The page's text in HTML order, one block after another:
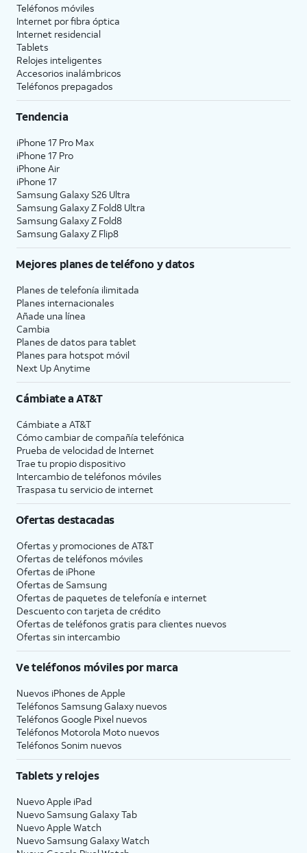
Teléfonos móviles
Internet por fibra óptica
Internet residencial
Tablets
Relojes inteligentes
Accesorios inalámbricos
Teléfonos prepagados
Tendencia
iPhone 17 Pro Max
iPhone 17 Pro
iPhone Air
iPhone 17
Samsung Galaxy S26 Ultra
Samsung Galaxy Z Fold8 Ultra
Samsung Galaxy Z Fold8
Samsung Galaxy Z Flip8
Mejores planes de teléfono y datos
Planes de telefonía ilimitada
Planes internacionales
Añade una línea
Cambia
Planes de datos para tablet
Planes para hotspot móvil
Next Up Anytime
Cámbiate aAT&T
Cámbiate a AT&T
Cómo cambiar de compañía telefónica
Prueba de velocidad de Internet
Trae tu propio dispositivo
Intercambio de teléfonos móviles
Traspasa tu servicio de internet
Ofertas destacadas
Ofertas y promociones de AT&T
Ofertas de teléfonos móviles
Ofertas de iPhone
Ofertas de Samsung
Ofertas de paquetes de telefonía e internet
Descuento con tarjeta de crédito
Ofertas de teléfonos gratis para clientes nuevos
Ofertas sin intercambio
Ve teléfonos móviles por marca
Nuevos iPhones de Apple
Teléfonos Samsung Galaxy nuevos
Teléfonos Google Pixel nuevos
Teléfonos Motorola Moto nuevos
Teléfonos Sonim nuevos
Tablets y relojes
Nuevo Apple iPad
Nuevo Samsung Galaxy Tab
Nuevo Apple Watch
Nuevo Samsung Galaxy Watch